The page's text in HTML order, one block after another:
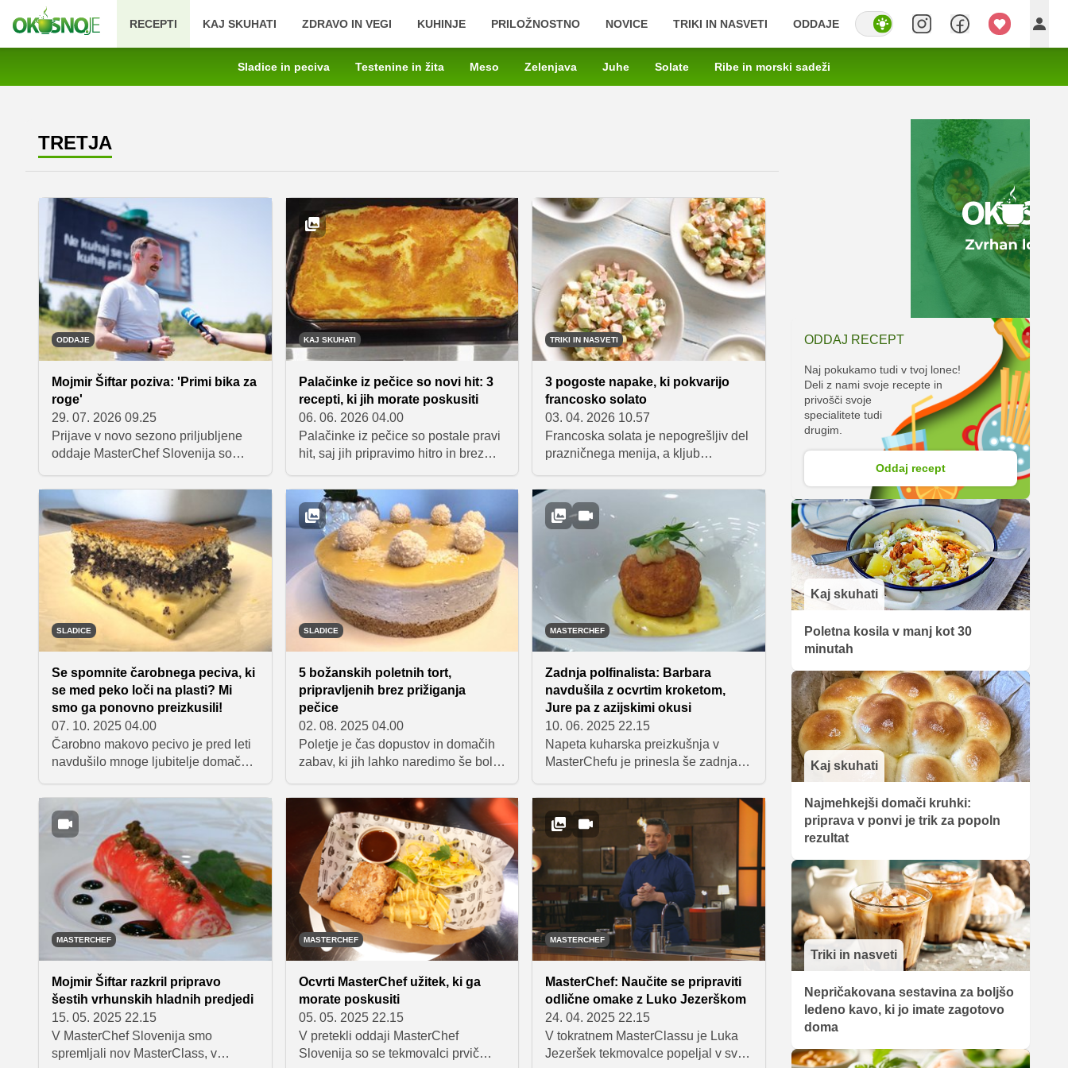
RECEPTI KAJ SKUHATI ZDRAVO IN VEGI KUHINJE PRILOŽNOSTNO NOVICE TRIKI IN NASVETI ODDAJE
Sladice in peciva Testenine in žita Meso Zelenjava Juhe Solate Ribe in morski sadeži
TRETJA
ODDAJE
Mojmir Šiftar poziva: 'Primi bika za
roge'
29. 07. 2026 09.25
Prijave v novo sezono priljubljene
oddaje MasterChef Slovenija so
pogovarjali z Mojmirjem Šiftarjem, ki
je razkril, zakaj se je vredno
opogumiti in prijaviti, katere lastnosti
pri tekmovalcih ga najbolj prepričajo
in na katero hitro jed prisega v vročih
poletnih dneh.
KAJ SKUHATI
Palačinke iz pečice so novi hit: 3
recepti, ki jih morate poskusiti
06. 06. 2026 04.00
Palačinke iz pečice so postale pravi
hit, saj jih pripravimo hitro in brez
Tokrat predstavljamo tri različice, ki
navdušujejo ljubitelje sladkih in
slanih jedi: slano dutch baby
palačinko s pestom in pršutom,
puhasto finsko palačinko ter slastno
pica palačinko.
TRIKI IN NASVETI
3 pogoste napake, ki pokvarijo
francosko solato
03. 04. 2026 10.57
Francoska solata je nepogrešljiv del
prazničnega menija, a kljub
tako, kot bi si želeli. Da bo res
sočna, uravnotežena in prave
teksture, se je treba izogniti trem
najpogostejšim napakam: pretirani
uporabi majoneze, razkuhani
zelenjavi in nepravilnemu
SLADICE
Se spomnite čarobnega peciva, ki
se med peko loči na plasti? Mi
smo ga ponovno preizkusili!
07. 10. 2025 04.00
Čarobno makovo pecivo je pred leti
navdušilo mnoge ljubitelje domače
mase, ki se med peko razdeli na več
plasti. Recept je bil prava spletna
senzacija, zato smo ga ponovno
preizkusili tudi sami. Zelo dobro se
obnese kot jesenska sladica, saj
mak s svojim bogatim okusom
odlično zaokroži celotno pecivo.
SLADICE
5 božanskih poletnih tort,
pripravljenih brez prižiganja
pečice
02. 08. 2025 04.00
Poletje je čas dopustov in domačih
zabav, ki jih lahko naredimo še bolj
sladico. In dobra tortica bo vsekakor
odlična izbira, še posebej, če vam
zanjo sploh ne bo treba prižigati
pečice. Predstavljamo vam pet
najljubših receptov poletnih tort brez
peke, ki so tako okusne, da se boste
težko ustavili zgolj pri enem kosu.
MASTERCHEF
Zadnja polfinalista: Barbara
navdušila z ocvrtim kroketom,
Jure pa z azijskimi okusi
10. 06. 2025 22.15
Napeta kuharska preizkušnja v
MasterChefu je prinesla še zadnja
sta postala Barbara Poljanec in
Jure, tekmovanje pa je zapustila
Barbara Ribič, ki ji v zadnjem izzivu
žal ni uspelo pripraviti jedi, s
katerimi bi navdušila sodnike.
MASTERCHEF
Mojmir Šiftar razkril pripravo
šestih vrhunskih hladnih predjedi
15. 05. 2025 22.15
V MasterChef Slovenija smo
spremljali nov MasterClass, v
MASTERCHEF
Ocvrti MasterChef užitek, ki ga
morate poskusiti
05. 05. 2025 22.15
V pretekli oddaji MasterChef
Slovenija so se tekmovalci prvič
MASTERCHEF
MasterChef: Naučite se pripraviti
odlične omake z Luko Jezerškom
24. 04. 2025 22.15
V tokratnem MasterClassu je Luka
Jezeršek tekmovalce popeljal v svet
ODDAJ RECEPT
Naj pokukamo tudi v tvoj lonec!
Deli z nami svoje recepte in
privošči svoje
specialitete tudi
drugim.
Oddaj recept
Kaj skuhati
Poletna kosila v manj kot 30
minutah
Kaj skuhati
Najmehkejši domači kruhki:
priprava v ponvi je trik za popoln
rezultat
Triki in nasveti
Nepričakovana sestavina za boljšo
ledeno kavo, ki jo imate zagotovo
doma